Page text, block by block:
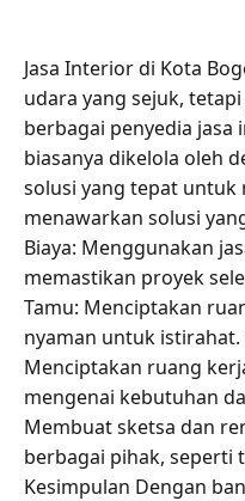
Jasa Interior di Kota
udara yang sejuk,
berbagai penyedia jasa
biasanya dikelola oleh
solusi yang tepat untuk
menawarkan solusi
Biaya: Menggunakan
memastikan proyek
Tamu: Menciptakan
nyaman untuk istirahat.
Menciptakan ruang
mengenai kebutuhan
Membuat sketsa dan
berbagai pihak, seperti
Kesimpulan Dengan